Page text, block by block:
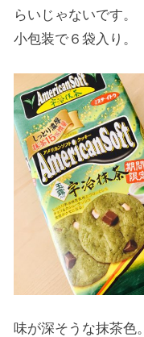
らいじゃないです。
小包装で６袋入り。
味が深そうな抹茶色。